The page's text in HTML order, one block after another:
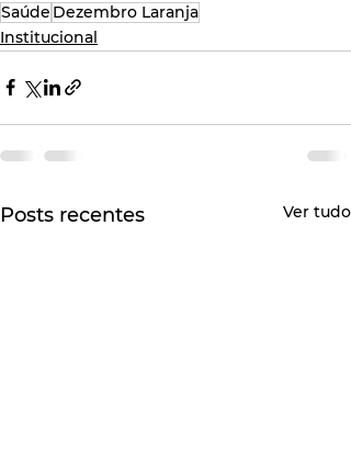
Saúde Dezembro Laranja
Institucional
Posts recentes Ver tudo